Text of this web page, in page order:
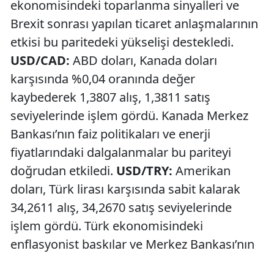
ekonomisindeki toparlanma sinyalleri ve
Brexit sonrası yapılan ticaret anlaşmalarının
etkisi bu paritedeki yükselişi destekledi.
USD/CAD: ABD doları, Kanada doları
karşısında %0,04 oranında değer
kaybederek 1,3807 alış, 1,3811 satış
seviyelerinde işlem gördü. Kanada Merkez
Bankası’nın faiz politikaları ve enerji
fiyatlarındaki dalgalanmalar bu pariteyi
doğrudan etkiledi. USD/TRY: Amerikan
doları, Türk lirası karşısında sabit kalarak
34,2611 alış, 34,2670 satış seviyelerinde
işlem gördü. Türk ekonomisindeki
enflasyonist baskılar ve Merkez Bankası’nın